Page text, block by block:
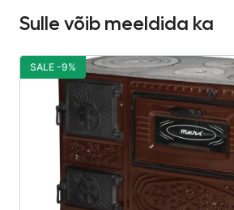
Sulle võib meeldida ka
SALE -9%